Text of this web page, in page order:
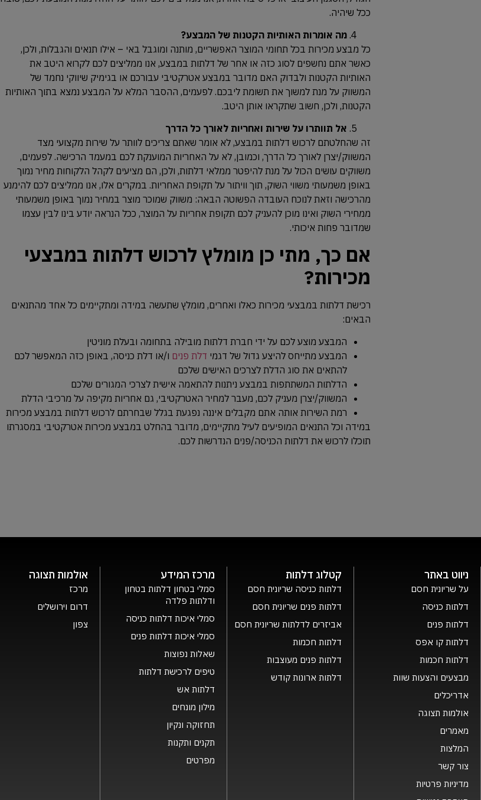
ככל שיהיה.
מה אומרות האותיות הקטנות של המבצע?
כל מבצע מכירות בכל תחומי המוצר האפשריים, מותנה ומוגבל באי – אילו תנאים והגבלות, ולכן,
כאשר אתם נחשפים לסוג כזה או אחר של דלתות במבצע, אנו ממליצים לכם לקרוא היטב את
האותיות הקטנות ולבדוק האם מדובר במבצע אטרקטיבי עבורכם או בגימיק שיווקי נחמד של
המשווק על מנת למשוך את תשומת ליבכם. לפעמים, ההסבר המלא על המבצע נמצא בתוך האותיות
הקטנות, ולכן, חשוב שתקראו אותן היטב.
אל תוותרו על שירות ואחריות לאורך כל הדרך
זה שהחלטתם לרכוש דלתות במבצע, לא אומר שאתם צריכים לוותר על שירות מקצועי מצד
המשווק/יצרן לאורך כל הדרך, וכמובן, לא על האחריות המוענקת לכם במעמד הרכישה. לפעמים,
משווקים עושים הכול על מנת להיפטר ממלאי דלתות, ולכן, הם מציעים לקהל הלקוחות מחיר נמוך
באופן משמעותי משווי השוק, תוך וויתור על תקופת האחריות. במקרים אלו, אנו ממליצים לכם להימנע
מהרכישה וזאת לנוכח העובדה הפשוטה הבאה: משווק שמוכר מוצר במחיר נמוך באופן משמעותי
ממחירי השוק ואינו מוכן להעניק לכם תקופת אחריות על המוצר, ככל הנראה יודע בינו לבין עצמו
שמדובר פחות איכותי.
אם כך, מתי כן מומלץ לרכוש דלתות במבצעי
מכירות?
רכישת דלתות במבצעי מכירות כאלו ואחרים, מומלץ שתעשה במידה ומתקיימים כל אחד מהתנאים
הבאים:
המבצע מוצע לכם על ידי חברת דלתות מובילה בתחומה ובעלת מוניטין
המבצע מתייחס להיצע גדול של דגמי דלת פנים ו/או דלת כניסה, באופן כזה המאפשר לכם
להתאים את סוג הדלת לצרכים האישים שלכם
הדלתות המשתתפות במבצע ניתנות להתאמה אישית לצרכי המגורים שלכם
המשווק/יצרן מעניק לכם, מעבר למחיר האטרקטיבי, גם אחריות מקיפה על מרכיבי הדלת
רמת השירות אותה אתם מקבלים איננה נפגעת בגלל שבחרתם לרכוש דלתות במבצע מכירות
במידה וכל התנאים המופיעים לעיל מתקיימים, מדובר בהחלט במבצע מכירות אטרקטיבי במסגרתו
תוכלו לרכוש את דלתות הכניסה/פנים הנדרשות לכם.
ניווט באתר
על שריונית חסם
דלתות כניסה
דלתות פנים
דלתות קו אפס
דלתות חכמות
מבצעים והצעות שוות
אדריכלים
אולמות תצוגה
מאמרים
המלצות
צור קשר
מדיניות פרטיות
קטלוג דלתות
דלתות כניסה שריונית חסם
דלתות פנים שריונית חסם
אביזרים לדלתות שריונית חסם
דלתות חכמות
דלתות פנים מעוצבות
דלתות ארונות קודש
מרכז המידע
סמלי בטחון דלתות בטחון
ודלתות פלדה
סמלי איכות דלתות כניסה
סמלי איכות דלתות פנים
שאלות נפוצות
טיפים לרכישת דלתות
דלתות אש
מילון מונחים
תחזוקה ונקיון
תקנים ותקנות
מפרטים
אולמות תצוגה
מרכז
דרום וירושלים
צפון